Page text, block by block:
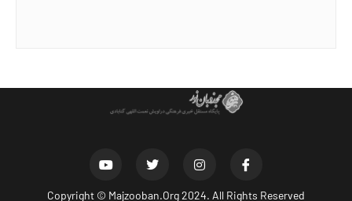
Copyright © Majzooban.Org2024. All Rights Reserved